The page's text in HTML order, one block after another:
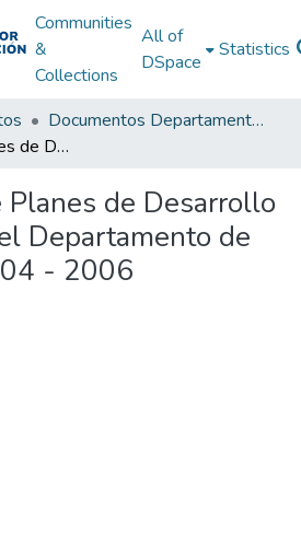
Communities
&
Collections
All of
DSpace
Statistics
Documentos Departamentales
Evaluación de Planes de Desarrollo Municipal en el Departamento de Santander 2004 - 2006
Planes de Desarrollo
Departamento de
- 2006